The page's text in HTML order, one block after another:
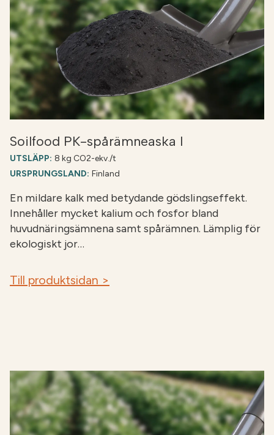
Soilfood PK-spårämneaska I
UTSLÄPP: 8 kg CO2-ekv./t
URSPRUNGSLAND: Finland
En mildare kalk med betydande gödslingseffekt.
Innehåller mycket kalium och fosfor bland
huvudnäringsämnena samt spårämnen. Lämplig för
ekologiskt jor…
Till produktsidan >